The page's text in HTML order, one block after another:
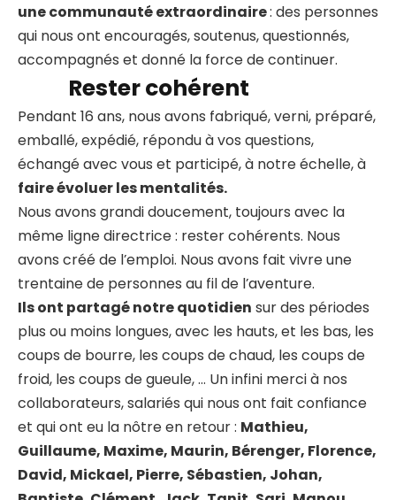
une communauté extraordinaire: des personnes
qui nous ont encouragés, soutenus, questionnés,
accompagnés et donné la force de continuer.
Rester cohérent
Pendant 16 ans, nous avons fabriqué, verni, préparé,
emballé, expédié, répondu à vos questions,
échangé avec vous et participé, à notre échelle, à
faire évoluer les mentalités.
Nous avons grandi doucement, toujours avec la
même ligne directrice : rester cohérents. Nous
avons créé de l’emploi. Nous avons fait vivre une
trentaine de personnes au fil de l’aventure.
Ils ont partagé notre quotidien sur des périodes
plus ou moins longues, avec les hauts, et les bas, les
coups de bourre, les coups de chaud, les coups de
froid, les coups de gueule, … Un infini merci à nos
collaborateurs, salariés qui nous ont fait confiance
et qui ont eu la nôtre en retour : Mathieu,
Guillaume, Maxime, Maurin, Bérenger, Florence,
David, Mickael, Pierre, Sébastien, Johan,